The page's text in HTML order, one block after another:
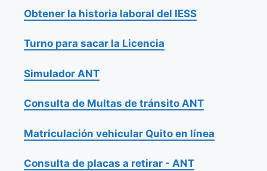
Obtener la historia laboral del IESS
Turno para sacar la Licencia
Simulador ANT
Consulta de Multas de tránsito ANT
Matriculación vehicular Quito en línea
Consulta de placas a retirar - ANT